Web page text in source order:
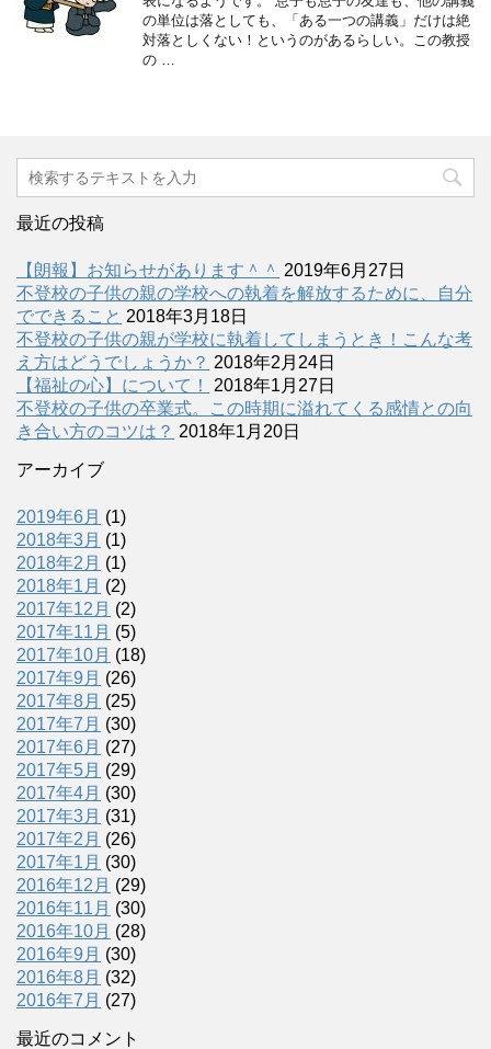
の単位は落としても、「ある一つの講義」だけは絶
対落としくない！というのがあるらしい。この教授
の …
最近の投稿
【朗報】お知らせがあります＾＾ 2019年6月27日
不登校の子供の親の学校への執着を解放するために、自分
でできること 2018年3月18日
不登校の子供の親が学校に執着してしまうとき！こんな考
え方はどうでしょうか？ 2018年2月24日
【福祉の心】について！
2018年1月27日
不登校の子供の卒業式。この時期に溢れてくる感情との向
き合い方のコツは？ 2018年1月20日
アーカイブ
2019年6月 (1)
2018年3月 (1)
2018年2月 (1)
2018年1月 (2)
2017年12月 (2)
2017年11月 (5)
2017年10月 (18)
2017年9月 (26)
2017年8月 (25)
2017年7月 (30)
2017年6月 (27)
2017年5月 (29)
2017年4月 (30)
2017年3月 (31)
2017年2月 (26)
2017年1月 (30)
2016年12月 (29)
2016年11月 (30)
2016年10月 (28)
2016年9月 (30)
2016年8月 (32)
2016年7月 (27)
最近のコメント